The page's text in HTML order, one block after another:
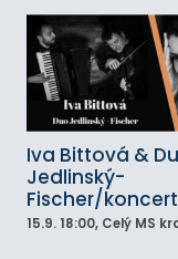
Iva Bittová &
Jedlinský-
Fischer/koncert
15.9. 18:00, Celý MS